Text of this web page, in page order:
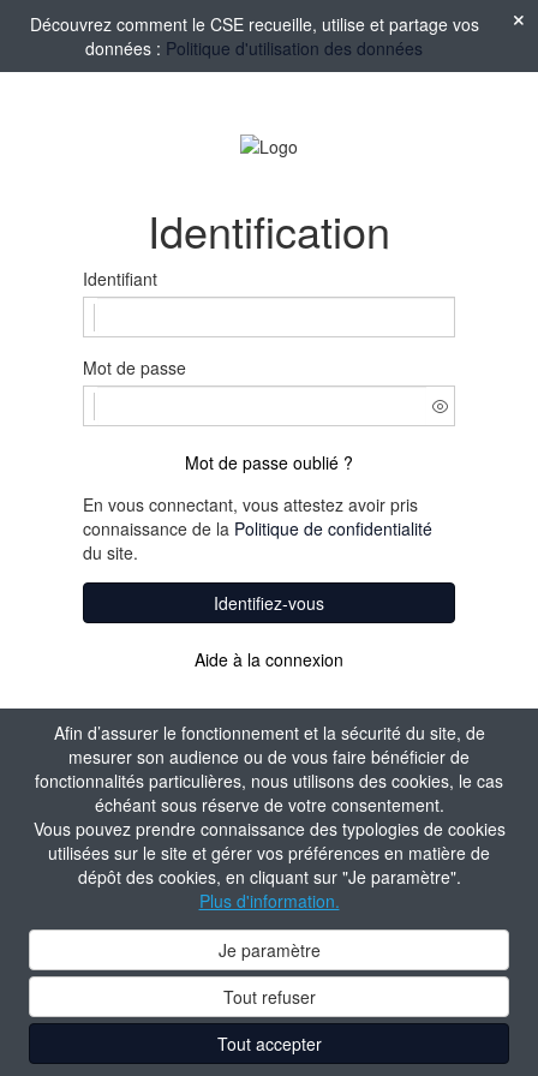
Afin d’assurer le fonctionnement et la sécurité du site, de
mesurer son audience ou de vous faire bénéficier de
fonctionnalités particulières, nous utilisons des cookies, le cas
échéant sous réserve de votre consentement.
Vous pouvez prendre connaissance des typologies de cookies
utilisées sur le site et gérer vos préférences en matière de
dépôt des cookies, en cliquant sur "Je paramètre".
Plus d'information.
Je paramètre
Tout refuser
Tout accepter
Découvrez comment le CSE recueille, utilise et partage vos
données : Politique d'utilisation des données
Identification
Identifiant
Mot de passe
Mot de passe oublié ?
En vous connectant, vous attestez avoir pris
connaissance de la Politique de confidentialité
du site.
Identifiez-vous
Aide à la connexion